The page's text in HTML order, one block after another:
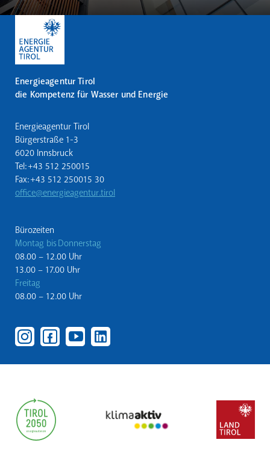
Energieagentur Tirol
die Kompetenz für Wasser und Energie
Energieagentur Tirol
Bürgerstraße 1-3
6020 Innsbruck
Tel: +43 512 250015
Fax: +43 512 250015 30
office@energieagentur.tirol
Bürozeiten
Montag bis Donnerstag
08.00 – 12.00 Uhr
13.00 – 17.00 Uhr
Freitag
08.00 – 12.00 Uhr